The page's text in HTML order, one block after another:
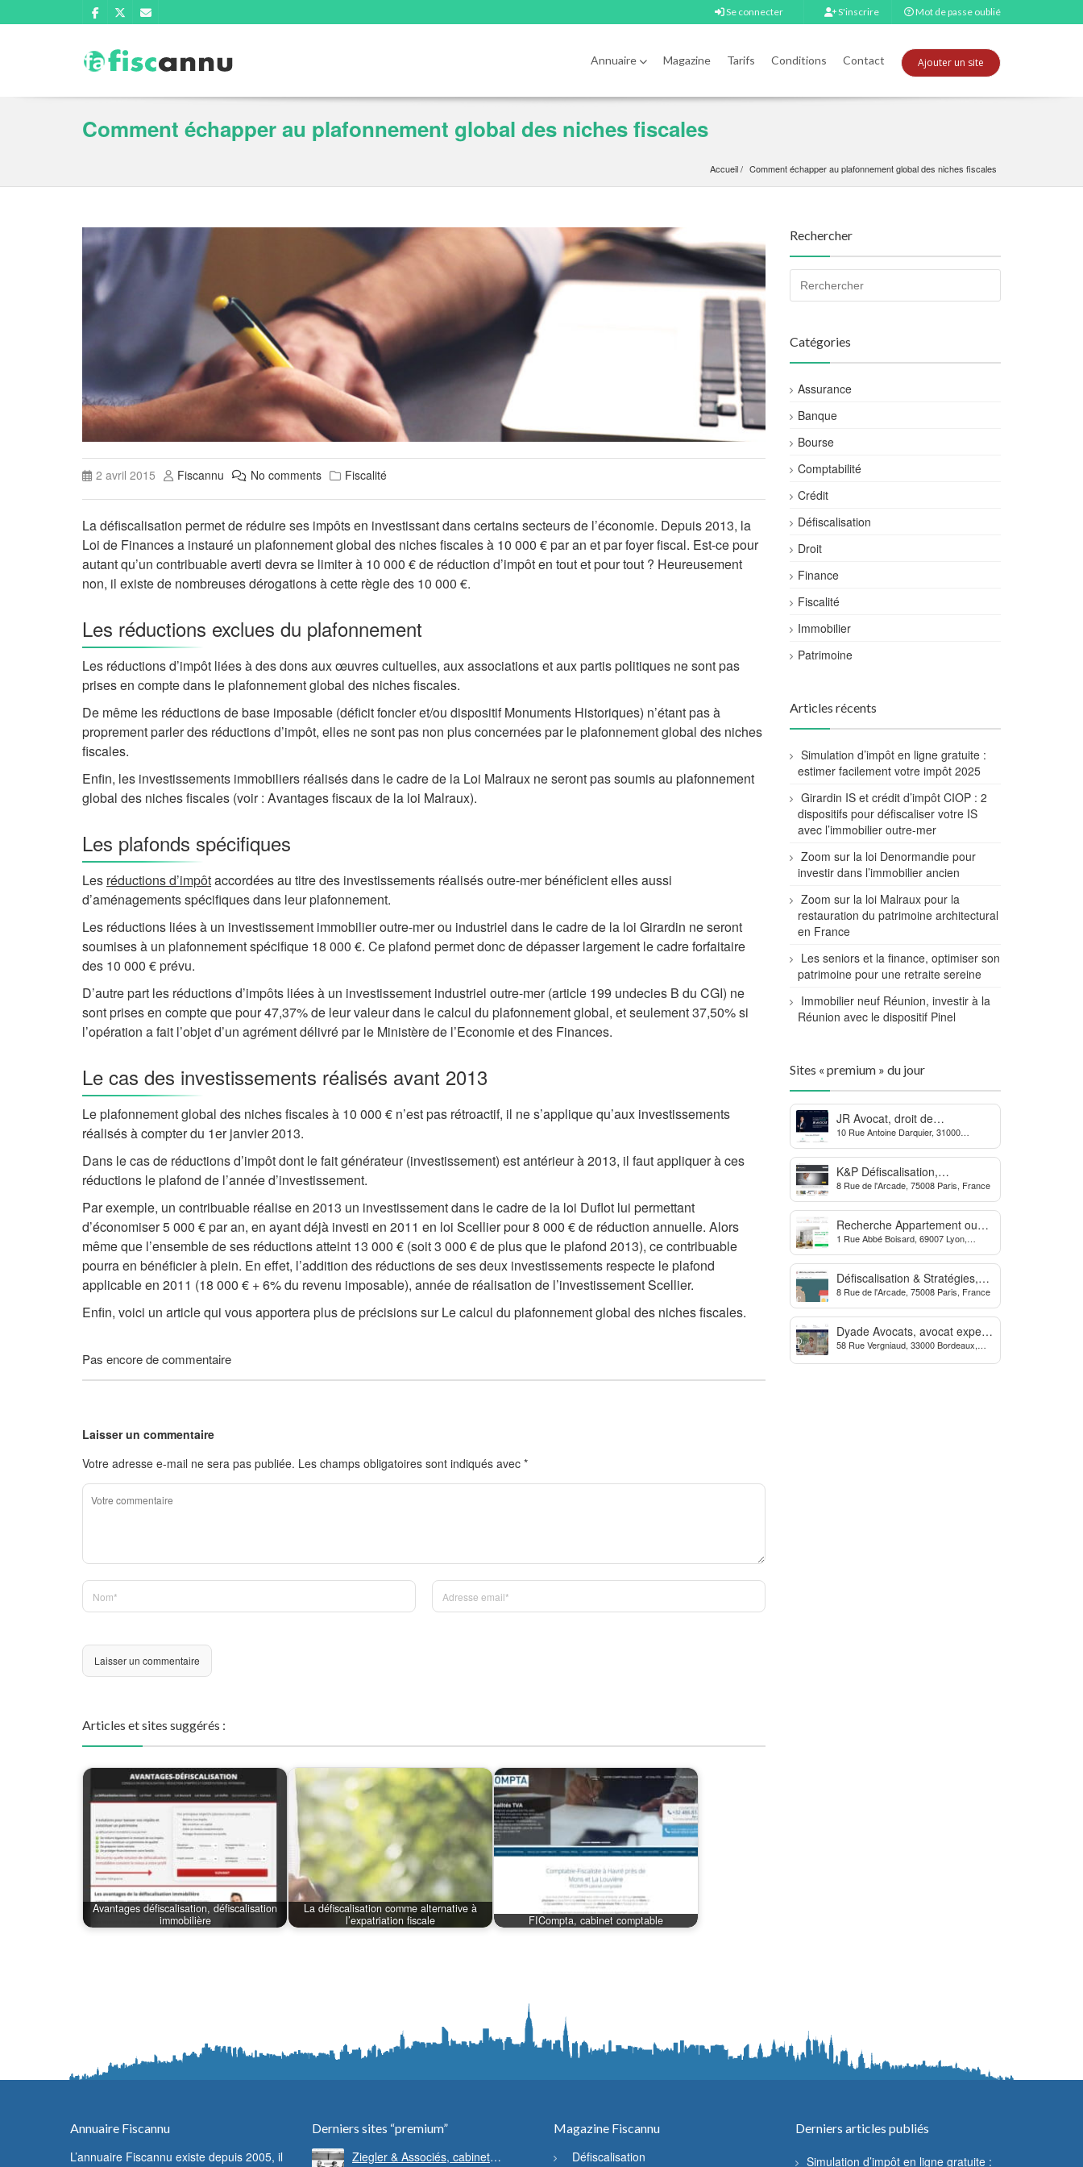
Se connecter S'inscrire Mot de passe oublié
Annuaire Magazine Tarifs Conditions Contact Ajouter un site
Comment échapper au plafonnement global des niches fiscales
Accueil Comment échapper au plafonnement global des niches fiscales
2 avril 2015 Fiscannu No comments Fiscalité
La défiscalisation permet de réduire ses impôts en investissant dans certains secteurs de l’économie. Depuis 2013, la
Loi de Finances a instauré un plafonnement global des niches fiscales à 10 000 € par an et par foyer fiscal. Est-ce pour
autant qu’un contribuable averti devra se limiter à 10 000 € de réduction d’impôt en tout et pour tout ? Heureusement
non, il existe de nombreuses dérogations à cette règle des 10 000 €.
Les réductions exclues du plafonnement
Les réductions d’impôt liées à des dons aux œuvres cultuelles, aux associations et aux partis politiques ne sont pas
prises en compte dans le plafonnement global des niches fiscales.
De même les réductions de base imposable (déficit foncier et/ou dispositif Monuments Historiques) n’étant pas à
proprement parler des réductions d’impôt, elles ne sont pas non plus concernées par le plafonnement global des niches
fiscales.
Enfin, les investissements immobiliers réalisés dans le cadre de la Loi Malraux ne seront pas soumis au plafonnement
global des niches fiscales (voir : Avantages fiscaux de la loi Malraux).
Les plafonds spécifiques
Les réductions d’impôtaccordées au titre des investissements réalisés outre-mer bénéficient elles aussi
d’aménagements spécifiques dans leur plafonnement.
Les réductions liées à un investissement immobilier outre-mer ou industriel dans le cadre de la loi Girardin ne seront
soumises à un plafonnement spécifique 18 000 €. Ce plafond permet donc de dépasser largement le cadre forfaitaire
des 10 000 € prévu.
D’autre part les réductions d’impôts liées à un investissement industriel outre-mer (article 199 undecies B du CGI) ne
sont prises en compte que pour 47,37% de leur valeur dans le calcul du plafonnement global, et seulement 37,50% si
l’opération a fait l’objet d’un agrément délivré par le Ministère de l’Economie et des Finances.
Le cas des investissements réalisés avant 2013
Le plafonnement global des niches fiscales à 10 000 € n’est pas rétroactif, il ne s’applique qu’aux investissements
réalisés à compter du 1er janvier 2013.
Dans le cas de réductions d’impôt dont le fait générateur (investissement) est antérieur à 2013, il faut appliquer à ces
réductions le plafond de l’année d’investissement.
Par exemple, un contribuable réalise en 2013 un investissement dans le cadre de la loi Duflot lui permettant
d’économiser 5 000 € par an, en ayant déjà investi en 2011 en loi Scellier pour 8 000 € de réduction annuelle. Alors
même que l’ensemble de ses réductions atteint 13 000 € (soit 3 000 € de plus que le plafond 2013), ce contribuable
pourra en bénéficier à plein. En effet, l’addition des réductions de ses deux investissements respecte le plafond
applicable en 2011 (18 000 € + 6% du revenu imposable), année de réalisation de l’investissement Scellier.
Enfin, voici un article qui vous apportera plus de précisions sur Le calcul du plafonnement global des niches fiscales.
Pas encore de commentaire
Laisser un commentaire
Votre adresse e-mail ne sera pas publiée. Les champs obligatoires sont indiqués avec *
Articles et sites suggérés :
Avantages défiscalisation, défiscalisation
immobilière
La défiscalisation comme alternative à
l’expatriation fiscale
FICompta, cabinet comptable
Rechercher
Catégories
Assurance
Banque
Bourse
Comptabilité
Crédit
Défiscalisation
Droit
Finance
Fiscalité
Immobilier
Patrimoine
Articles récents
Simulation d’impôt en ligne gratuite :
estimer facilement votre impôt 2025
Girardin IS et crédit d’impôt CIOP : 2
dispositifs pour défiscaliser votre IS
avec l’immobilier outre-mer
Zoom sur la loi Denormandie pour
investir dans l’immobilier ancien
Zoom sur la loi Malraux pour la
restauration du patrimoine architectural
en France
Les seniors et la finance, optimiser son
patrimoine pour une retraite sereine
Immobilier neuf Réunion, investir à la
Réunion avec le dispositif Pinel
Sites « premium » du jour
JR Avocat, droit de
l’environnement et de
l’urbanisme
10 Rue Antoine Darquier, 31000
K&P Défiscalisation,
défiscalisation immobilière et
financière
8 Rue de l'Arcade, 75008 Paris, France
Recherche Appartement ou
Maison, courtage en
immobilier neuf
1 Rue Abbé Boisard, 69007 Lyon,
Défiscalisation & Stratégies,
conseils en défiscalisation
8 Rue de l'Arcade, 75008 Paris, France
Dyade Avocats, avocat expert
des procédures contre la
MDPH
58 Rue Vergniaud, 33000 Bordeaux,
Annuaire Fiscannu
L’annuaire Fiscannu existe depuis 2005, il
Derniers sites “premium”
Ziegler & Associés, cabinet
Magazine Fiscannu
Défiscalisation
Derniers articles publiés
Simulation d’impôt en ligne gratuite :